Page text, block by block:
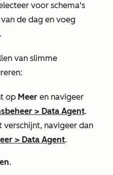
voor schema's
de dag en voeg
van slimme
op Meer en navigeer
> Data Agent.
verschijnt, navigeer dan
> Data Agent.
.